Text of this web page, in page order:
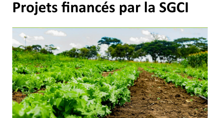
Projets financés par la SGCI